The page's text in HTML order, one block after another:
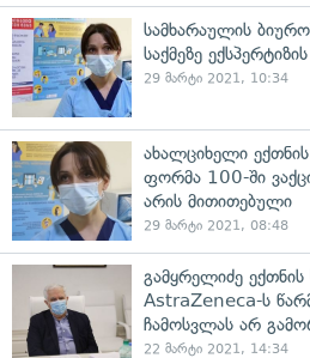
სამხარაულის
საქმეზე
29 მარტი 2021, 10:34
ახალციხელი
ფორმა 100-ში
არის მითითებული
29 მარტი 2021, 08:48
გამყრელიძე ექთნის
AstraZeneca-ს
ჩამოსვლას არ
22 მარტი 2021, 14:34